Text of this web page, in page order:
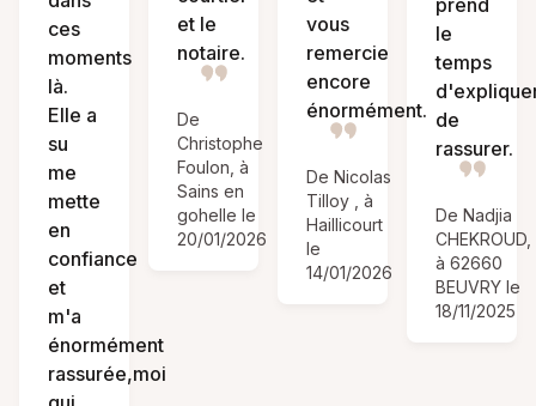
ces
moments
là.
Elle a
su
me
mette
en
confiance
et
m'a
énormément
rassurée,moi
et le
notaire.
De
Christophe
Foulon, à
Sains en
gohelle le
20/01/2026
vous
remercie
encore
énormément.
De Nicolas
Tilloy , à
Haillicourt
le
14/01/2026
le
temps
de
rassurer.
De Nadjia
CHEKROUD,
à 62660
BEUVRY le
18/11/2025